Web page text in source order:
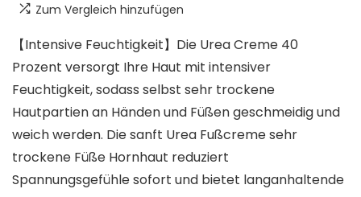
Zum Vergleich hinzufügen
【Intensive Feuchtigkeit】Die Urea Creme 40
Prozent versorgt Ihre Haut mit intensiver
Feuchtigkeit, sodass selbst sehr trockene
Hautpartien an Händen und Füßen geschmeidig und
weich werden. Die sanft Urea Fußcreme sehr
trockene Füße Hornhaut reduziert
Spannungsgefühle sofort und bietet langanhaltende